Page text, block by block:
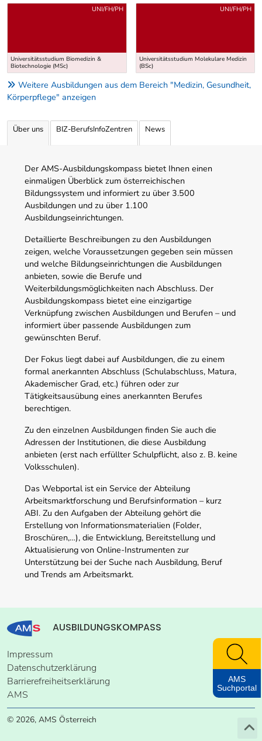
Uber weitere Ausbildungsvorschläge
Universitätsstudium Biomedizin &
Biotechnologie (MSc)
UNI/FH/PH
Universitätsstudium Molekulare Medizin
(BSc)
UNI/FH/PH
Weitere Ausbildungen aus dem Bereich "Medizin, Gesundheit,
Körperpflege" anzeigen
Über uns BIZ-BerufsInfoZentren News
Der AMS-Ausbildungskompass bietet Ihnen einen
einmaligen Überblick zum österreichischen
Bildungssystem und informiert zu über 3.500
Ausbildungen und zu über 1.100
Ausbildungseinrichtungen.
Detaillierte Beschreibungen zu den Ausbildungen
zeigen, welche Voraussetzungen gegeben sein müssen
und welche Bildungseinrichtungen die Ausbildungen
anbieten, sowie die Berufe und
Weiterbildungsmöglichkeiten nach Abschluss. Der
Ausbildungskompass bietet eine einzigartige
Verknüpfung zwischen Ausbildungen und Berufen – und
informiert über passende Ausbildungen zum
gewünschten Beruf.
Der Fokus liegt dabei auf Ausbildungen, die zu einem
formal anerkannten Abschluss (Schulabschluss, Matura,
Akademischer Grad, etc.) führen oder zur
Tätigkeitsausübung eines anerkannten Berufes
berechtigen.
Zu den einzelnen Ausbildungen finden Sie auch die
Adressen der Institutionen, die diese Ausbildung
anbieten (erst nach erfüllter Schulpflicht, also z. B. keine
Volksschulen).
Das Webportal ist ein Service der Abteilung
Arbeitsmarktforschung und Berufsinformation – kurz
ABI. Zu den Aufgaben der Abteilung gehört die
Erstellung von Informationsmaterialien (Folder,
Broschüren,…), die Entwicklung, Bereitstellung und
Aktualisierung von Online-Instrumenten zur
Unterstützung bei der Suche nach Ausbildung, Beruf
und Trends am Arbeitsmarkt.
AUSBILDUNGSKOMPASS
Impressum
Datenschutzerklärung
Barrierefreiheitserklärung
AMS
© 2026, AMS Österreich
AMS
Suchportal